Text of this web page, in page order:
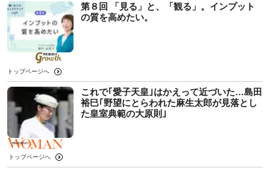
第８回 「見る」と、「観る」。インプット
の質を高めたい。
トップページへ
これで｢愛子天皇｣はかえって近づいた…島田
裕巳｢野望にとらわれた麻生太郎が見落とし
た皇室典範の大原則｣
トップページへ